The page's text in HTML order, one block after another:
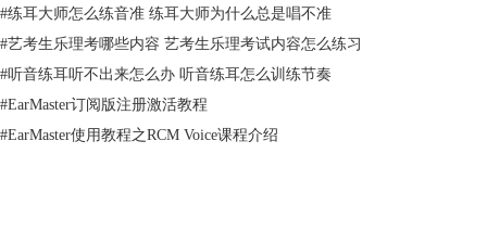
网站恶补，学习更多吧。
#练耳大师怎么练音准 练耳大师为什么总是唱不准
#艺考生乐理考哪些内容 艺考生乐理考试内容怎么练习
#听音练耳听不出来怎么办 听音练耳怎么训练节奏
#EarMaster订阅版注册激活教程
#EarMaster使用教程之RCM Voice课程介绍